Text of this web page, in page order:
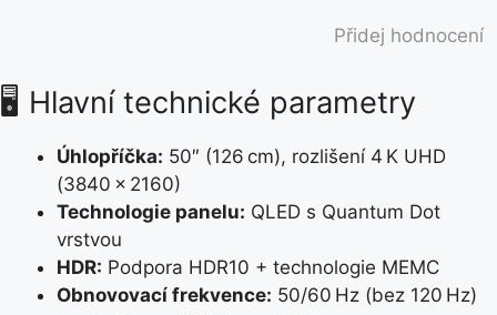
Přidej hodnocení
🖥️ Hlavní technické parametry
Úhlopříčka: 50″ (126 cm), rozlišení 4 K UHD
(3840 × 2160)
Technologie panelu: QLED s Quantum Dot
vrstvou
HDR: Podpora HDR10 + technologie MEMC
Obnovovací frekvence: 50/60 Hz (bez 120 Hz)